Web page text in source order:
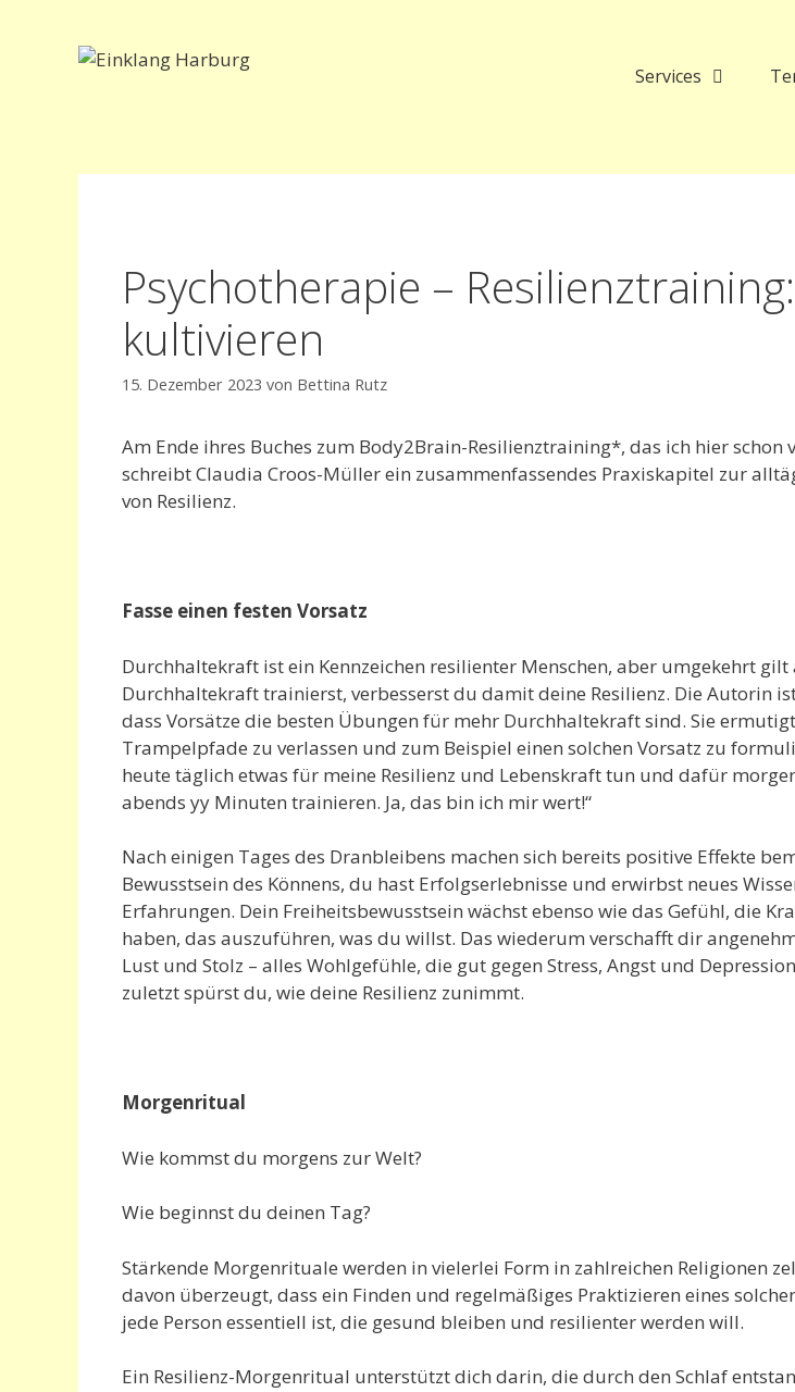
Services
Psychotherapie –
kultivieren
15. Dezember 2023 von Bettina Rutz
Am Ende ihres Buches zum Body2Brain-Resilienztraining*, das ich hier schon
schreibt Claudia Croos-Müller ein zusammenfassendes Praxiskapitel zur
von Resilienz.
Fasse einen festen Vorsatz
Durchhaltekraft ist ein Kennzeichen resilienter Menschen, aber umgekehrt gilt
Durchhaltekraft trainierst, verbesserst du damit deine Resilienz. Die Autorin
dass Vorsätze die besten Übungen für mehr Durchhaltekraft sind. Sie
Trampelpfade zu verlassen und zum Beispiel einen solchen Vorsatz zu
heute täglich etwas für meine Resilienz und Lebenskraft tun und dafür
abends yy Minuten trainieren. Ja, das bin ich mir wert!“
Nach einigen Tages des Dranbleibens machen sich bereits positive Effekte
Bewusstsein des Könnens, du hast Erfolgserlebnisse und erwirbst neues
Erfahrungen. Dein Freiheitsbewusstsein wächst ebenso wie das Gefühl, die
haben, das auszuführen, was du willst. Das wiederum verschafft dir
Lust und Stolz – alles Wohlgefühle, die gut gegen Stress, Angst und
zuletzt spürst du, wie deine Resilienz zunimmt.
Morgenritual
Wie kommst du morgens zur Welt?
Wie beginnst du deinen Tag?
Stärkende Morgenrituale werden in vielerlei Form in zahlreichen Religionen
davon überzeugt, dass ein Finden und regelmäßiges Praktizieren eines
jede Person essentiell ist, die gesund bleiben und resilienter werden will.
Ein Resilienz-Morgenritual unterstützt dich darin, die durch den Schlaf